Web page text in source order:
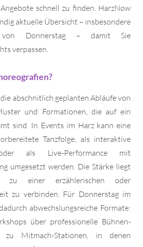
schnell zu finden. HarzNow
aktuelle Übersicht – insbesondere
Donnerstag – damit Sie
verpassen.
abschnitlich geplanten Abläufe von
und Formationen, die auf ein
sind. In Events im Harz kann eine
Tanzfolge, als interaktive
als Live-Performance mit
umgesetzt werden. Die Stärke liegt
zu einer erzählerischen oder
zu verbinden. Für Donnerstag im
abwechslungsreiche Formate:
über professionelle Bühnen-
zu Mitmach-Stationen, in denen